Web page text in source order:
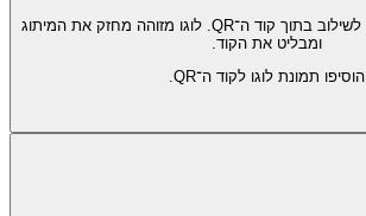
העלו לוגו או תמונה לשילוב בתוך קוד ה־QR. לוגו מזוהה מחזק את המיתוג
ומבליט את הקוד.
הוסיפו תמונת לוגו לקוד ה־QR.